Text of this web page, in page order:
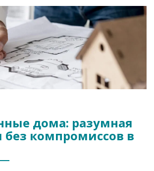
дома: разумная
компромиссов в